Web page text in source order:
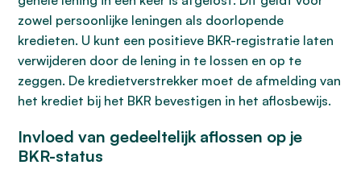
zowel persoonlijke leningen als doorlopende
kredieten. U kunt een positieve BKR-registratie laten
verwijderen door de lening in te lossen en op te
zeggen. De kredietverstrekker moet de afmelding van
het krediet bij het BKR bevestigen in het aflosbewijs.
Invloed van gedeeltelijk aflossen op je
BKR-status